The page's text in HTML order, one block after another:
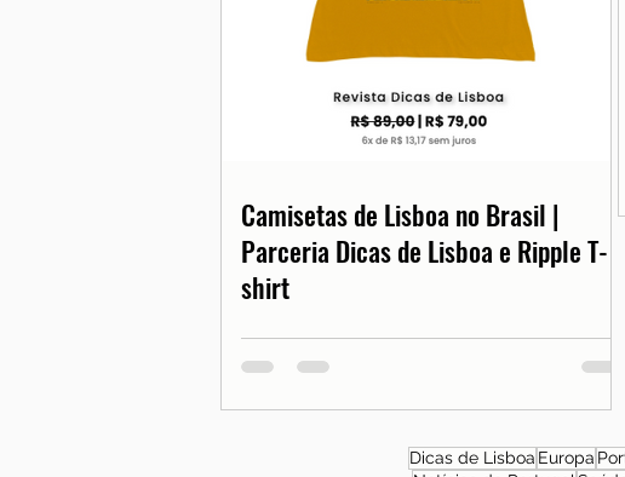
Camisetas de Lisboa no Brasil |
Parceria Dicas de Lisboa e Ripple T-
shirt
Dicas de Lisboa Europa